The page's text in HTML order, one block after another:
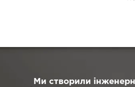
Ми створили